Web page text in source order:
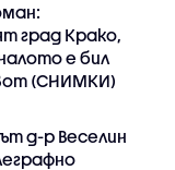
град Крако,
е бил
(СНИМКИ)
д-р Веселин